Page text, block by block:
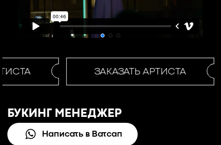
ЗАКАЗАТЬ АРТИСТА
БУКИНГ МЕНЕДЖЕР
Написать в Ватсап